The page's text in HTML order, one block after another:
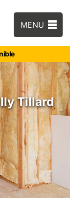
MENU
Tillard